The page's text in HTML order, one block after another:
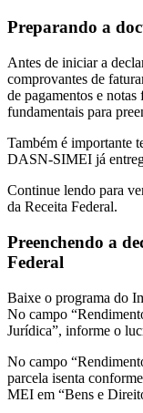
Preparando a
Antes de iniciar a
comprovantes de
de pagamentos e notas
fundamentais para
Também é importante
DASN-SIMEI já
Continue lendo para
da Receita Federal.
Preenchendo a
Federal
Baixe o programa do
No campo
Jurídica”, informe o
No campo
parcela isenta
MEI em “Bens e